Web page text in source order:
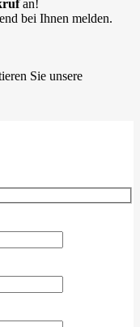
an!
bei Ihnen melden.
Sie unsere